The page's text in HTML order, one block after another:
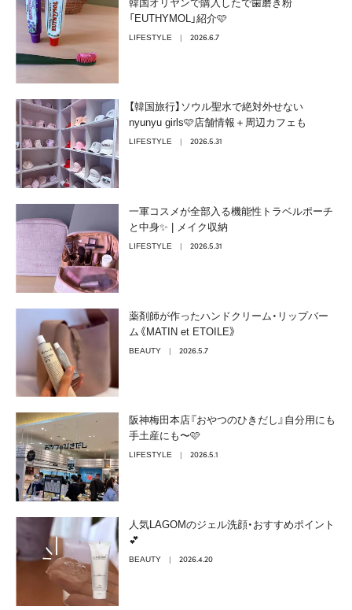
韓国オリヤンで購入したで歯磨き粉
「EUTHYMOL」紹介🩷
LIFESTYLE 2026.6.7
【韓国旅行】ソウル聖水で絶対外せない
nyunyu girls🩷店舗情報＋周辺カフェも
LIFESTYLE 2026.5.31
一軍コスメが全部入る機能性トラベルポーチ
と中身✨ | メイク収納
LIFESTYLE 2026.5.31
薬剤師が作ったハンドクリーム・リップバー
ム《MATIN et ETOILE》
BEAUTY 2026.5.7
阪神梅田本店『おやつのひきだし』自分用にも
手土産にも〜🩷
LIFESTYLE 2026.5.1
人気LAGOMのジェル洗顔・おすすめポイント
💕
BEAUTY 2026.4.20